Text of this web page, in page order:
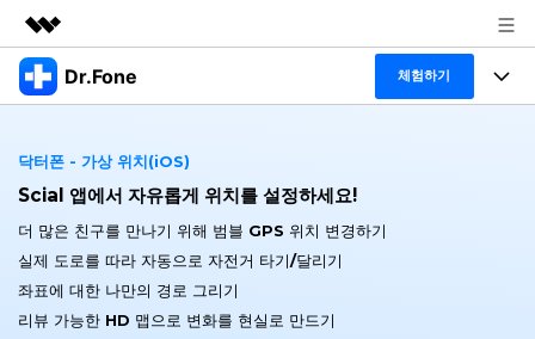
주요 제품
유틸리티
개요
회사 소개
뉴스룸
플랜 및 가격
Dr.Fone 체험하기
특징
Dr.Fone Basic
폴 툴킷 보기 >
프로그램
모바일
탐색 및 발견
리소스
닥터폰 - 가상 위치(iOS)
Scial 앱에서 자유롭게 위치를 설정하세요!
더 많은 친구를 만나기 위해 범블 GPS 위치 변경하기
실제 도로를 따라 자동으로 자전거 타기/달리기
좌표에 대한 나만의 경로 그리기
리뷰 가능한 HD 맵으로 변화를 현실로 만드기